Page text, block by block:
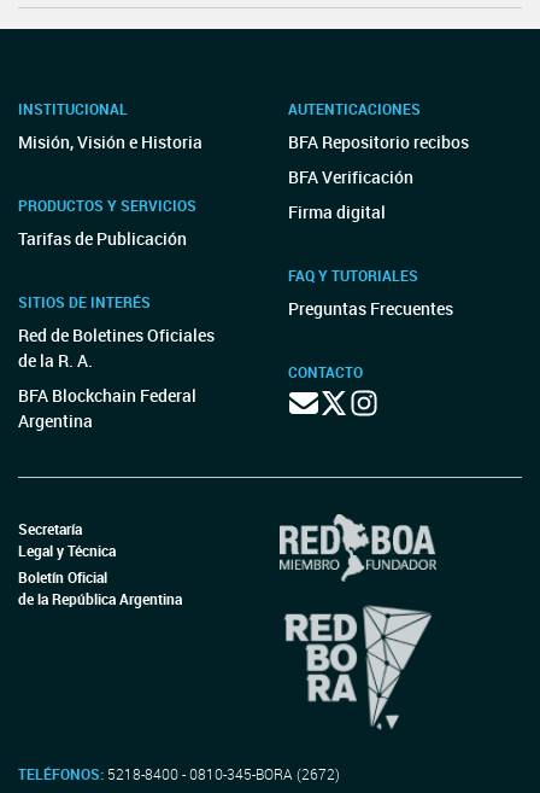
INSTITUCIONAL
Misión, Visión e Historia
PRODUCTOS Y SERVICIOS
Tarifas de Publicación
SITIOS DE INTERÉS
Red de Boletines Oficiales
de la R. A.
BFA Blockchain Federal
Argentina
AUTENTICACIONES
BFA Repositorio recibos
BFA Verificación
Firma digital
FAQ Y TUTORIALES
Preguntas Frecuentes
CONTACTO
Secretaría
Legal y Técnica
Boletín Oficial
de la República Argentina
TELÉFONOS: 5218-8400 - 0810-345-BORA (2672)